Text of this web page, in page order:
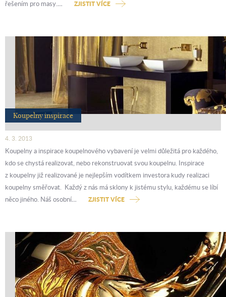
řešením pro masy.… ZJISTIT VÍCE
Koupelny inspirace
4. 3. 2013
Koupelny a inspirace koupelnového vybavení je velmi důležitá pro každého,
kdo se chystá realizovat, nebo rekonstruovat svou koupelnu. Inspirace
z koupelny již realizované je nejlepším vodítkem investora kudy realizaci
koupelny směřovat. Každý z nás má sklony k jistému stylu, každému se líbí
něco jiného. Náš osobní…
ZJISTIT VÍCE